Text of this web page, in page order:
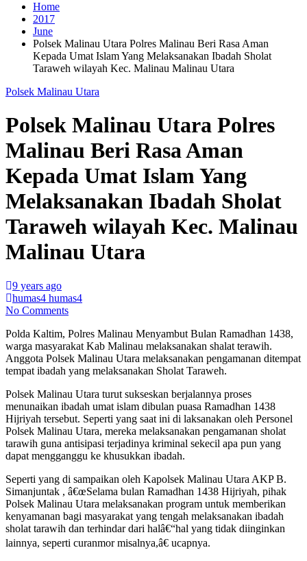
Home
2017
June
Polsek Malinau Utara Polres Malinau Beri Rasa Aman
Kepada Umat Islam Yang Melaksanakan Ibadah Sholat
Taraweh wilayah Kec. Malinau Malinau Utara
Polsek Malinau Utara
Polsek Malinau Utara Polres
Malinau Beri Rasa Aman
Kepada Umat Islam Yang
Melaksanakan Ibadah Sholat
Taraweh wilayah Kec. Malinau
Malinau Utara
9 years ago
humas4 humas4
No Comments
Polda Kaltim, Polres Malinau Menyambut Bulan Ramadhan 1438,
warga masyarakat Kab Malinau melaksanakan shalat terawih.
Anggota Polsek Malinau Utara melaksanakan pengamanan ditempat
tempat ibadah yang melaksanakan Sholat Taraweh.
Polsek Malinau Utara turut sukseskan berjalannya proses
menunaikan ibadah umat islam dibulan puasa Ramadhan 1438
Hijriyah tersebut. Seperti yang saat ini di laksanakan oleh Personel
Polsek Malinau Utara, mereka melaksanakan pengamanan sholat
tarawih guna antisipasi terjadinya kriminal sekecil apa pun yang
dapat mengganggu ke khusukkan ibadah.
Seperti yang di sampaikan oleh Kapolsek Malinau Utara AKP B.
Simanjuntak , â€œSelama bulan Ramadhan 1438 Hijriyah, pihak
Polsek Malinau Utara melaksanakan program untuk memberikan
kenyamanan bagi masyarakat yang tengah melaksanakan ibadah
sholat tarawih dan terhindar dari halâ€“hal yang tidak diinginkan
lainnya, seperti curanmor misalnya,â€ ucapnya.